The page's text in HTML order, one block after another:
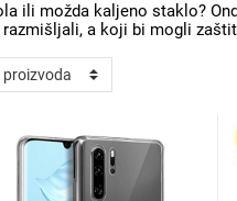
ili možda kaljeno staklo?
a koji bi mogli